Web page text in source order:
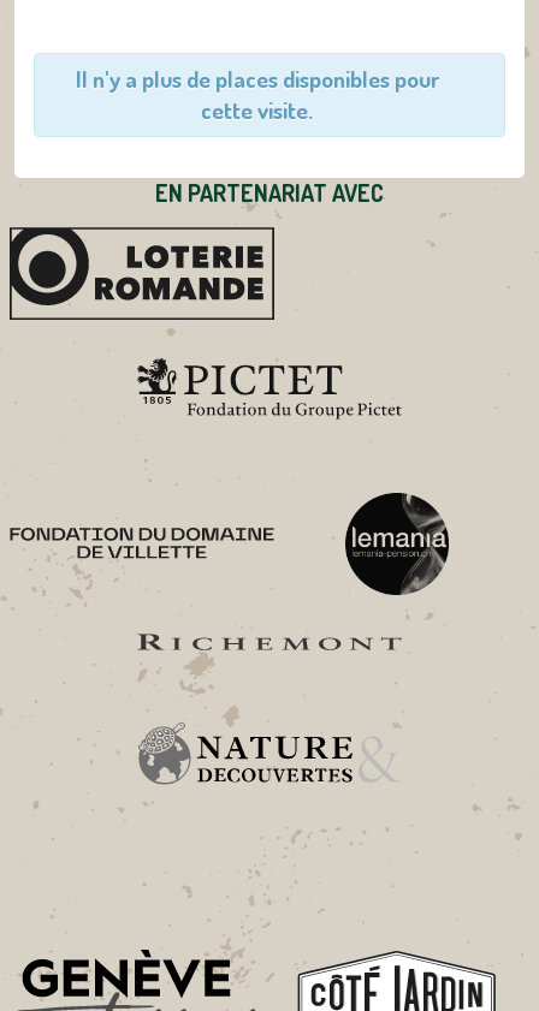
Il n'y a plus de places disponibles pour
cette visite.
EN PARTENARIAT AVEC